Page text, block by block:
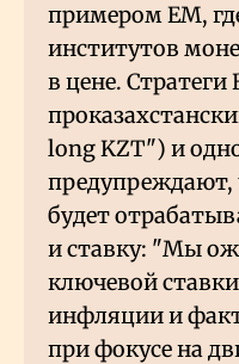
примером EM,
институтов
в цене.
long KZT") и
предупреждают,
будет
и ставку: "Мы
ключевой
инфляции и
при фокусе на